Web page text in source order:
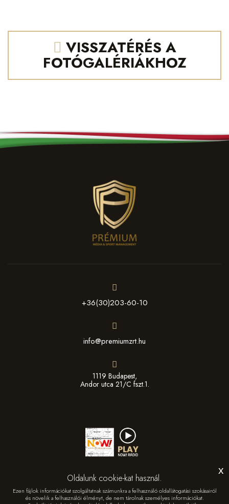
VISSZATÉRÉS A
FOTÓGALÉRIÁKHOZ
+36(30)203-60-10
info@premiumzrt.hu
1119 Budapest,
Andor utca 21/C fszt.1.
Oldalunk cookie-kat használ.
Ezen fájlok információkat szolgáltatnak számunkra a felhasználó oldallátogatási szokásairól
és növelik a felhasználói élményt, de nem tárolnak személyes információkat.
x